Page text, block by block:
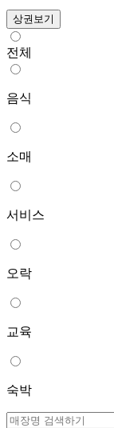
상권보기
전체
음식
소매
서비스
오락
교육
숙박